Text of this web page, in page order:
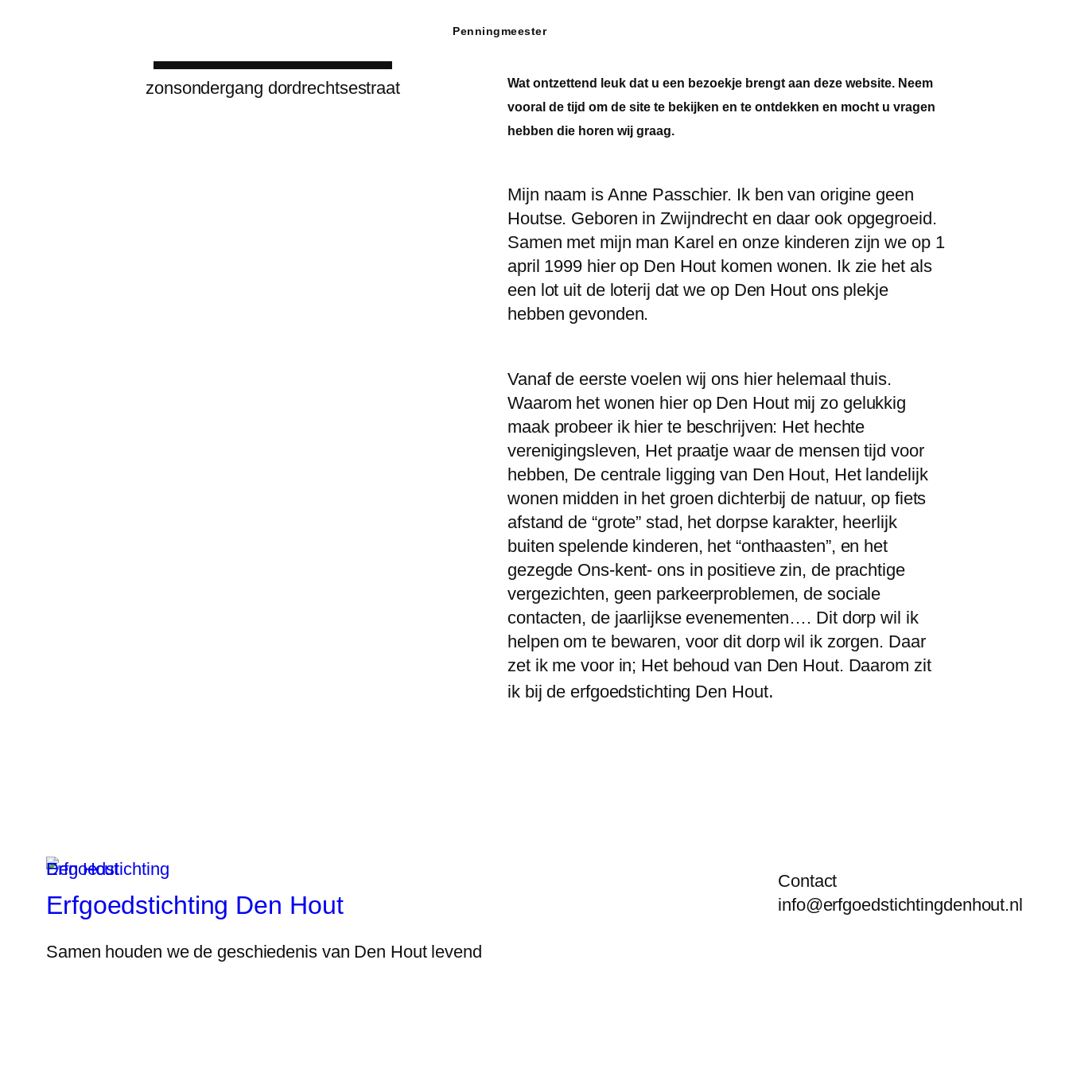
Penningmeester
zonsondergang dordrechtsestraat
Wat ontzettend leuk dat u een bezoekje brengt aan deze website. Neem
vooral de tijd om de site te bekijken en te ontdekken en mocht u vragen
hebben die horen wij graag.
Mijn naam is Anne Passchier. Ik ben van origine geen
Houtse. Geboren in Zwijndrecht en daar ook opgegroeid.
Samen met mijn man Karel en onze kinderen zijn we op 1
april 1999 hier op Den Hout komen wonen. Ik zie het als
een lot uit de loterij dat we op Den Hout ons plekje
hebben gevonden.
Vanaf de eerste voelen wij ons hier helemaal thuis.
Waarom het wonen hier op Den Hout mij zo gelukkig
maak probeer ik hier te beschrijven: Het hechte
verenigingsleven, Het praatje waar de mensen tijd voor
hebben, De centrale ligging van Den Hout, Het landelijk
wonen midden in het groen dichterbij de natuur, op fiets
afstand de “grote” stad, het dorpse karakter, heerlijk
buiten spelende kinderen, het “onthaasten”, en het
gezegde Ons-kent- ons in positieve zin, de prachtige
vergezichten, geen parkeerproblemen, de sociale
contacten, de jaarlijkse evenementen…. Dit dorp wil ik
helpen om te bewaren, voor dit dorp wil ik zorgen. Daar
zet ik me voor in; Het behoud van Den Hout. Daarom zit
ik bij de erfgoedstichting Den Hout.
Erfgoedstichting Den Hout
Samen houden we de geschiedenis van Den Hout levend
Contact
info@erfgoedstichtingdenhout.nl